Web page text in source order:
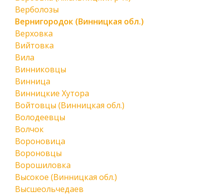
Верболозы
Вернигородок (Винницкая обл.)
Верховка
Вийтовка
Вила
Винниковцы
Винница
Винницкие Хутора
Войтовцы (Винницкая обл.)
Володеевцы
Волчок
Вороновица
Вороновцы
Ворошиловка
Высокое (Винницкая обл.)
Высшеольчедаев